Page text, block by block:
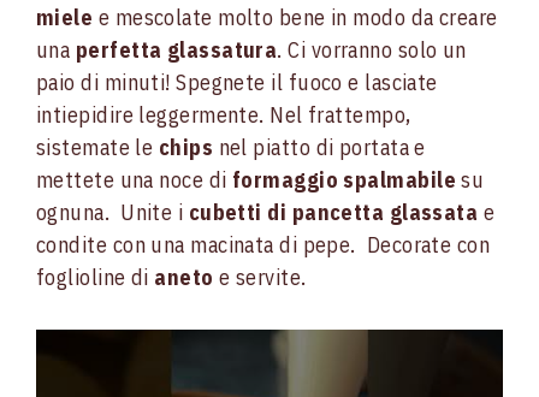
miele e mescolate molto bene in modo da creare
una perfetta glassatura. Ci vorranno solo un
paio di minuti!Spegnete il fuoco e lasciate
intiepidire leggermente. Nel frattempo,
sistemate le chips nel piatto di portata e
mettete una noce di formaggio spalmabile su
ognuna. Unite i cubetti di pancetta glassata e
condite con una macinata di pepe. Decorate con
foglioline di aneto e servite.